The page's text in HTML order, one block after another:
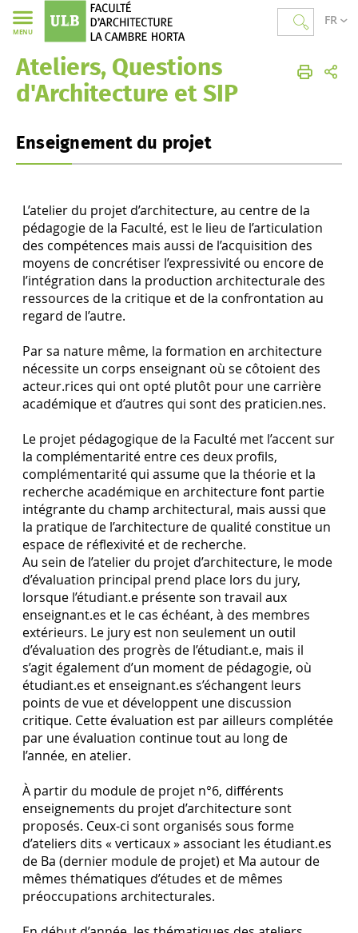
FR
MENU
Faculté d'Architecture La Cambre Horta Accueil
Ateliers, Questions d'Architecture et SIP
Ateliers, Questions
d'Architecture et SIP
Enseignement du projet
L’atelier du projet d’architecture, au centre de la
pédagogie de la Faculté, est le lieu de l’articulation
des compétences mais aussi de l’acquisition des
moyens de concrétiser l’expressivité ou encore de
l’intégration dans la production architecturale des
ressources de la critique et de la confrontation au
regard de l’autre.
Par sa nature même, la formation en architecture
nécessite un corps enseignant où se côtoient des
acteur.rices qui ont opté plutôt pour une carrière
académique et d’autres qui sont des praticien.nes.
Le projet pédagogique de la Faculté met l’accent sur
la complémentarité entre ces deux profils,
complémentarité qui assume que la théorie et la
recherche académique en architecture font partie
intégrante du champ architectural, mais aussi que
la pratique de l’architecture de qualité constitue un
espace de réflexivité et de recherche.
Au sein de l’atelier du projet d’architecture, le mode
d’évaluation principal prend place lors du jury,
lorsque l’étudiant.e présente son travail aux
enseignant.es et le cas échéant, à des membres
extérieurs. Le jury est non seulement un outil
d’évaluation des progrès de l’étudiant.e, mais il
s’agit également d’un moment de pédagogie, où
étudiant.es et enseignant.es s’échangent leurs
points de vue et développent une discussion
critique. Cette évaluation est par ailleurs complétée
par une évaluation continue tout au long de
l’année, en atelier.
À partir du module de projet n°6, différents
enseignements du projet d’architecture sont
proposés. Ceux-ci sont organisés sous forme
d’ateliers dits « verticaux » associant les étudiant.es
de Ba (dernier module de projet) et Ma autour de
mêmes thématiques d’études et de mêmes
préoccupations architecturales.